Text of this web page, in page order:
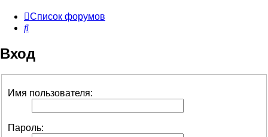
Список форумов
Поиск
Вход
Имя пользователя:
Пароль: